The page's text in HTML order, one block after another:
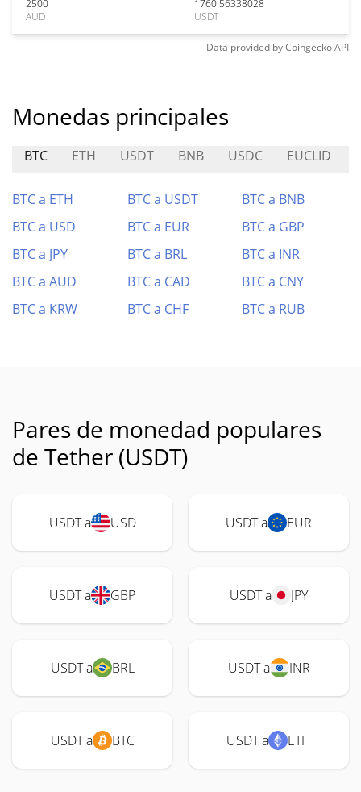
2500
AUD
1760.56338028
USDT
Data provided byCoingeckoAPI
Monedas principales
BTC ETH USDT BNB USDC EUCLID
BTC a ETH BTC a USDT
BTC a BNB
BTC a USD
BTC a EUR
BTC a GBP
BTC a JPY
BTC a BRL
BTC a INR
BTC a AUD
BTC a CAD
BTC a CNY
BTC a KRW
BTC a CHF BTC a RUB
Pares de monedad populares
de Tether (USDT)
USDT a USD USDT a EUR
USDT a GBP USDT a JPY
USDT a BRL USDT a INR
USDT a BTC USDT a ETH